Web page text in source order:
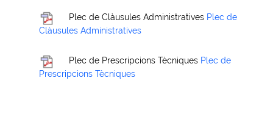
Plec de Clàusules Administratives Plec de
Clàusules Administratives
Plec de Prescripcions Tècniques Plec de
Prescripcions Tècniques